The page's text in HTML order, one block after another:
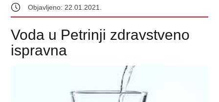
Objavljeno: 22.01.2021.
Voda u Petrinji zdravstveno
ispravna